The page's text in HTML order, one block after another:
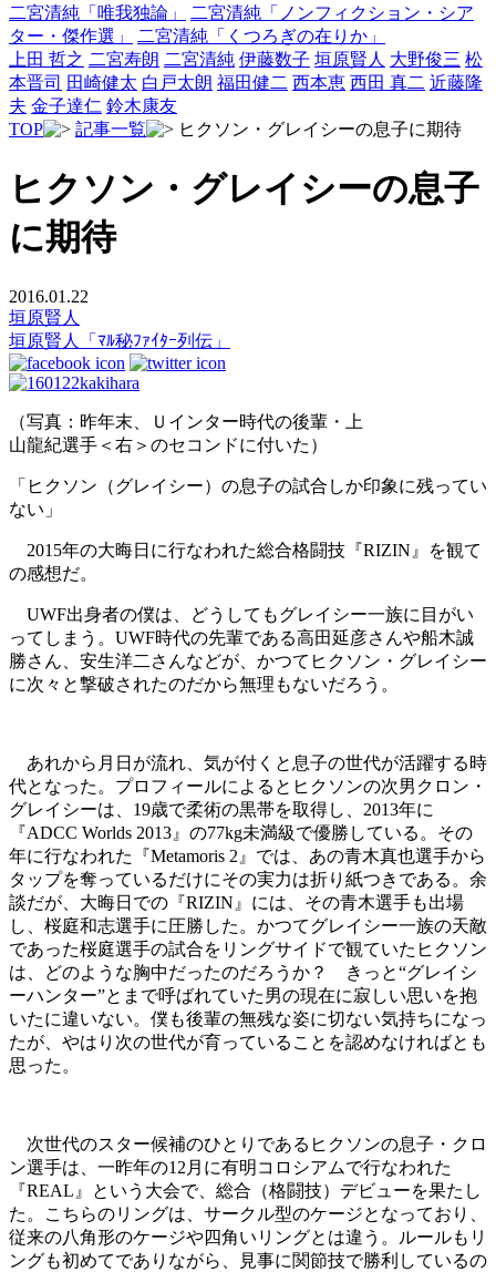
二宮清純「唯我独論」
二宮清純「ノンフィクション・シア
ター・傑作選」
二宮清純「くつろぎの在りか」
上田 哲之 二宮寿朗 二宮清純 伊藤数子 垣原賢人 大野俊三 松
本晋司 田崎健太 白戸太朗 福田健二 西本恵 西田 真二 近藤隆
夫 金子達仁 鈴木康友
TOP
記事一覧 ヒクソン・グレイシーの息子に期待
ヒクソン・グレイシーの息子
に期待
2016.01.22
垣原賢人
垣原賢人「ﾏﾙ秘ﾌｧｲﾀｰ列伝」
（写真：昨年末、Ｕインター時代の後輩・上
山龍紀選手＜右＞のセコンドに付いた）
「ヒクソン（グレイシー）の息子の試合しか印象に残ってい
ない」
2015年の大晦日に行なわれた総合格闘技『RIZIN』を観て
の感想だ。
UWF出身者の僕は、どうしてもグレイシー一族に目がい
ってしまう。UWF時代の先輩である高田延彦さんや船木誠
勝さん、安生洋二さんなどが、かつてヒクソン・グレイシー
に次々と撃破されたのだから無理もないだろう。
あれから月日が流れ、気が付くと息子の世代が活躍する時
代となった。プロフィールによるとヒクソンの次男クロン・
グレイシーは、19歳で柔術の黒帯を取得し、2013年に
『ADCC Worlds 2013』の77kg未満級で優勝している。その
年に行なわれた『Metamoris 2』では、あの青木真也選手から
タップを奪っているだけにその実力は折り紙つきである。余
談だが、大晦日での『RIZIN』には、その青木選手も出場
し、桜庭和志選手に圧勝した。かつてグレイシー一族の天敵
であった桜庭選手の試合をリングサイドで観ていたヒクソン
は、どのような胸中だったのだろうか？ きっと“グレイシ
ーハンター”とまで呼ばれていた男の現在に寂しい思いを抱
いたに違いない。僕も後輩の無残な姿に切ない気持ちになっ
たが、やはり次の世代が育っていることを認めなければとも
思った。
次世代のスター候補のひとりであるヒクソンの息子・クロ
ン選手は、一昨年の12月に有明コロシアムで行なわれた
『REAL』という大会で、総合（格闘技）デビューを果たし
た。こちらのリングは、サークル型のケージとなっており、
従来の八角形のケージや四角いリングとは違う。ルールもリ
ングも初めてでありながら、見事に関節技で勝利しているの